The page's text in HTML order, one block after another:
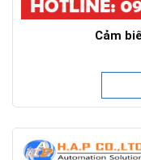
Cảm